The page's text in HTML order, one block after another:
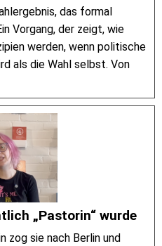
das formal
Vorgang, der zeigt, wie
werden, wenn politische
als die Wahl selbst. Von
„Pastorin“ wurde
zog sie nach Berlin und